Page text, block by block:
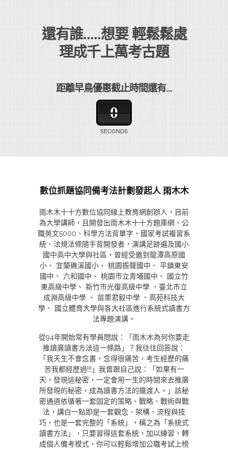
還有誰.....想要 輕鬆鬆處
理成千上萬考古題
距離早鳥優惠截止時間還有...
0
SECONDS
數位抓題協同備考法計劃發起人 雨木木
雨木木十十方數位協同線上教育網創辦人，目前
為大學講師，且開發出雨木木十十方題庫網、公
職英文5000、科學方法背單字、國家考試複習系
統、法規法條隨手背開發者，演講足跡遍及國小
國中高中大學與社區，曾經受邀到龍潭高原國
小、 宜蘭礁溪國小、 桃園振聲國中、 平鎮東安
國中、 六和國中、 桃園市立青埔國中、 國立竹
東高級中學、 新竹市光復高級中學 、臺北市立
成淵高級中學 、 苗栗君毅中學 、高苑科技大
學、 國立體育大學與各大社區進行系統式讀書方
法專題演講。
從94年開始常有學員問說：「雨木木為何你要走
推讀廣讀書方法這一條路」？我往往回答說：
「我天生不會念書，念得很痛苦，考生經歷的痛
苦我都經歷過!!!」我曾跟自己說：「如果有一
天，發現這秘密，一定會用一生的時間來去推廣
所發現的秘密，成為讀書方法的擺渡人。」該秘
密通道依循著一套固定的策略、戰略、戰術與戰
法，講白一點即是一套觀念、架構、流程與技
巧，也是一套完整的「系統」，稱之為「系統式
讀書方法」，只要習得這套系統，加以練習，轉
成個人備考模式，你可以輕鬆增加公職考試上榜